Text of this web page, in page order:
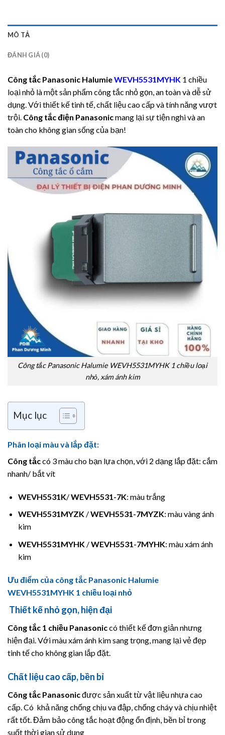
MÔ TẢ
ĐÁNH GIÁ (0)
Công tắc Panasonic HalumieWEVH5531MYHK 1 chiều
loại nhỏ là một sản phẩm công tắc nhỏ gọn, an toàn và dễ sử
dụng. Với thiết kế tinh tế, chất liệu cao cấp và tính năng vượt
trội. Công tắc điện Panasonicmang lại sự tiện nghi và an
toàn cho không gian sống của bạn!
Công tắc Panasonic Halumie WEVH5531MYHK 1 chiều loại
nhỏ, xám ánh kim
Mục lục
Phân loại màu và lắp đặt:
Công tắccó 3 màu cho bạn lựa chọn, với 2 dạng lắp đặt: cắm
nhanh/ bắt vít
WEVH5531K/WEVH5531-7K: màu trắng
WEVH5531MYZK/WEVH5531-7MYZK: màu vàng ánh
kim
WEVH5531MYHK/WEVH5531-7MYHK: màu xám ánh
kim
Ưu điểm của công tắc Panasonic Halumie
WEVH5531MYHK 1 chiều loại nhỏ
Thiết kế nhỏ gọn, hiện đại
Công tắc 1 chiều Panasoniccó thiết kế đơn giản nhưng
hiện đại. Với màu xám ánh kim sang trọng, mang lại vẻ đẹp
tinh tế cho không gian lắp đặt.
Chất liệu cao cấp, bền bỉ
Công tắc Panasonicđược sản xuất từ vật liệu nhựa cao
cấp. Có khả năng chống chịu va đập, chống cháy và chịu nhiệt
rất tốt. Đảm bảo công tắc hoạt động ổn định, bền bỉ trong
suốt thời gian sử dụng